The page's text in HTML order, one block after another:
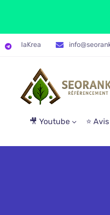
IaKrea
🎥 Youtube ⭐ Avis